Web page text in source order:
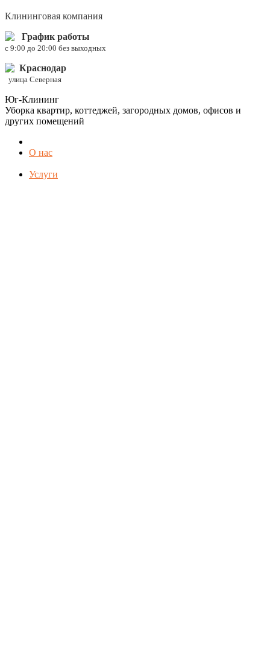
Клининговая компания
График работы
c 9:00 до 20:00 без выходных
Краснодар
улица Северная
Юг-Клининг
Уборка квартир, коттеджей, загородных домов, офисов и
других помещений
О нас
Услуги